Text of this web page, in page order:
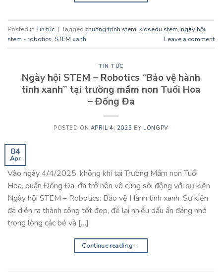
Posted inTin tức | Tagged chương trình stem, kidsedu stem, ngày hội
stem - robotics, STEM xanh Leave a comment
TIN TỨC
Ngày hội STEM – Robotics “Bảo vệ hành
tinh xanh” tại trường mầm non Tuổi Hoa
– Đống Đa
POSTED ON APRIL 4, 2025 BY LONGPV
04
Apr
Vào ngày 4/4/2025, không khí tại Trường Mầm non Tuổi
Hoa, quận Đống Đa, đã trở nên vô cùng sôi động với sự kiện
Ngày hội STEM – Robotics: Bảo vệ Hành tinh xanh. Sự kiện
đã diễn ra thành công tốt đẹp, để lại nhiều dấu ấn đáng nhớ
trong lòng các bé và […]
Continue reading →